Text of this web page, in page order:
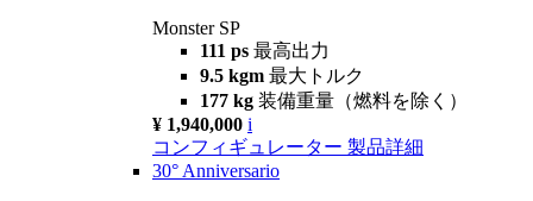
Monster SP
111 ps 最高出力
9.5 kgm 最大トルク
177 kg 装備重量（燃料を除く）
¥ 1,940,000 i
コンフィギュレーター 製品詳細
30° Anniversario